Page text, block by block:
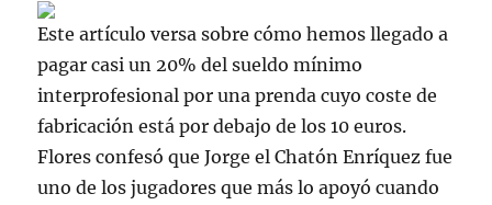
Este artículo versa sobre cómo hemos llegado a
pagar casi un 20% del sueldo mínimo
interprofesional por una prenda cuyo coste de
fabricación está por debajo de los 10 euros.
Flores confesó que Jorge el Chatón Enríquez fue
uno de los jugadores que más lo apoyó cuando